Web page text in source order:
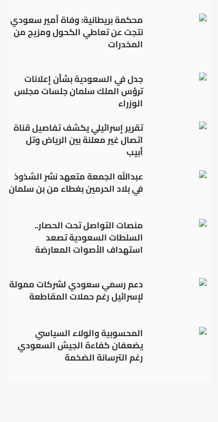
محكمة بريطانية: وفاة أمير سعودي
نتجت عن تعاطي الكحول ومزيج من
المخدرات
جدل في السعودية بشأن إعلانات
ترؤس الملك سلمان جلسات مجلس
الوزراء
تقرير إسرائيلي يكشف تفاصيل قناة
اتصال غير معلنة بين الرياض وتل
أبيب
عبدالله الجمعة متعهد نشر الشذوذ
في بلاد الحرمين بغطاء من بن سلمان
منصات التواصل تحت الحصار..
السلطات السعودية تصعد
استهداف الأصوات المعارضة
دعم رسمي سعودي لشركات ممولة
لإسرائيل رغم حملات المقاطعة
المحسوبية والولاء السياسي
يضعفان كفاءة الجيش السعودي
رغم الترسانة الضخمة